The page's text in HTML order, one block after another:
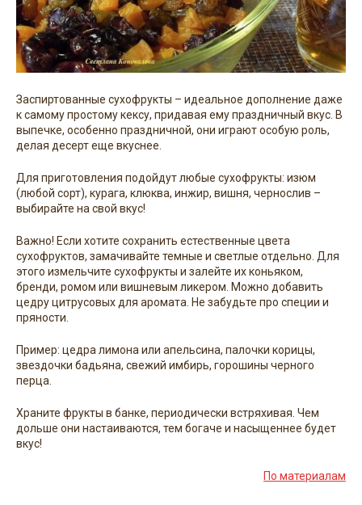
Заспиртованные сухофрукты – идеальное дополнение даже
к самому простому кексу, придавая ему праздничный вкус. В
выпечке, особенно праздничной, они играют особую роль,
делая десерт еще вкуснее.
Для приготовления подойдут любые сухофрукты: изюм
(любой сорт), курага, клюква, инжир, вишня, чернослив –
выбирайте на свой вкус!
Важно! Если хотите сохранить естественные цвета
сухофруктов, замачивайте темные и светлые отдельно. Для
этого измельчите сухофрукты и залейте их коньяком,
бренди, ромом или вишневым ликером. Можно добавить
цедру цитрусовых для аромата. Не забудьте про специи и
пряности.
Пример: цедра лимона или апельсина, палочки корицы,
звездочки бадьяна, свежий имбирь, горошины черного
перца.
Храните фрукты в банке, периодически встряхивая. Чем
дольше они настаиваются, тем богаче и насыщеннее будет
вкус!
По материалам